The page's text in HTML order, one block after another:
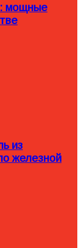
мощные
из
железной